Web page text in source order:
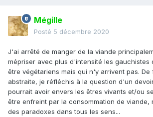
Mégille
Posté 5 décembre 2020
J'ai arrêté de manger de la viande
mépriser avec plus d'intensité les gauchistes
être végétariens mais qui n'y arrivent pas. De
abstraite, je réfléchis à la question d'un
pourrait avoir envers les êtres vivants et/ou
être enfreint par la consommation de viande,
des paradoxes dans tous les sens...